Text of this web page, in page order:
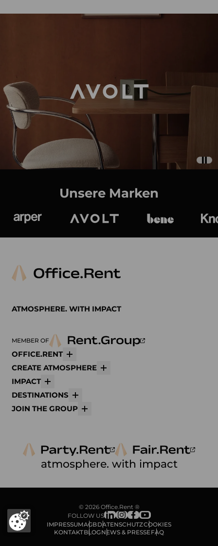
Unsere Marken
ATMOSPHERE. WITH IMPACT
MEMBER OF
OFFICE.RENT
CREATE ATMOSPHERE
IMPACT
DESTINATIONS
JOIN THE GROUP
atmosphere. with impact
© 2026 Office.Rent ®
FOLLOW US
IMPRESSUMAGBDATENSCHUTZCOOKIES
KONTAKTBLOGNEWS & PRESSE FAQ